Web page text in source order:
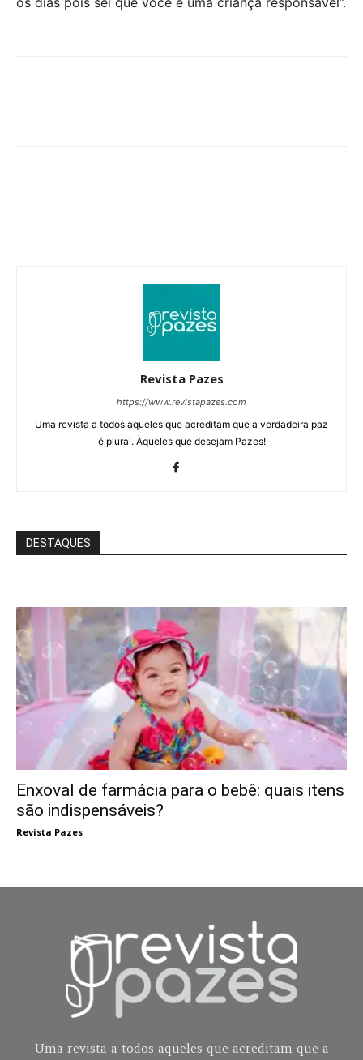
Revista Pazes
https://www.revistapazes.com
Uma revista a todos aqueles que acreditam que a verdadeira paz
é plural. Àqueles que desejam Pazes!
DESTAQUES
Enxoval de farmácia para o bebê: quais itens
são indispensáveis?
Revista Pazes
Uma revista a todos aqueles que acreditam que a